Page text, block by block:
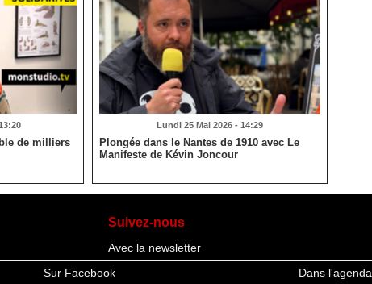
de milliers
Lundi 25 Mai 2026 - 14:29
Plongée dans le Nantes de 1910 avec Le
Manifeste de Kévin Joncour
Suivez-nous
Avec la newsletter
Sur Facebook Dans l'agenda